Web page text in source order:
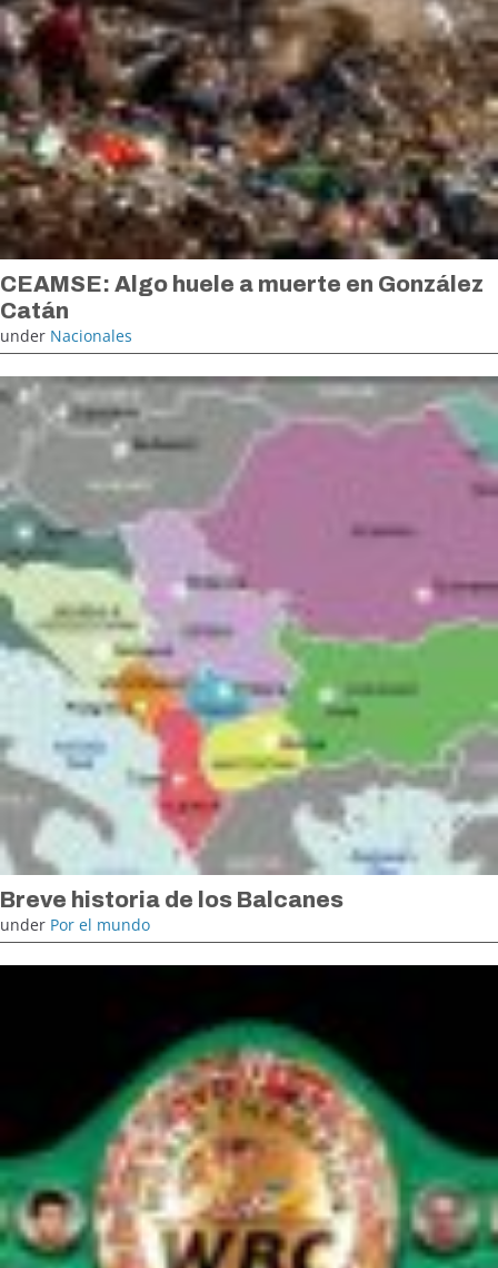
CEAMSE: Algo huele a muerte en González
Catán
under Nacionales
Breve historia de los Balcanes
under Por el mundo